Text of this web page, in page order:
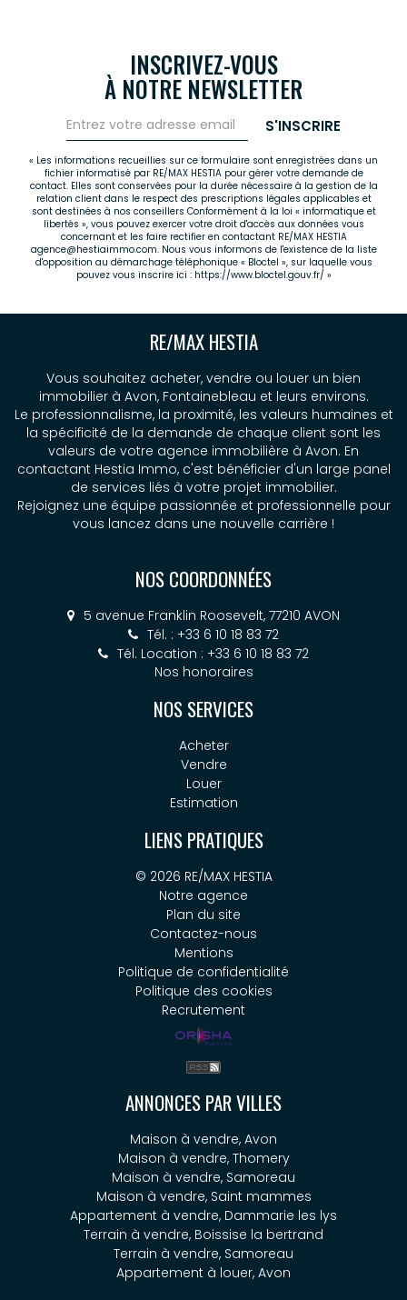
INSCRIVEZ-VOUS
À NOTRE NEWSLETTER
S'INSCRIRE
« Les informations recueillies sur ce formulaire sont enregistrées dans un
fichier informatisé par RE/MAX HESTIA pour gérer votre demande de
contact. Elles sont conservées pour la durée nécessaire à la gestion de la
relation client dans le respect des prescriptions légales applicables et
sont destinées à nos conseillers Conformément à la loi « informatique et
libertés », vous pouvez exercer votre droit d'accès aux données vous
concernant et les faire rectifier en contactant RE/MAX HESTIA
agence@hestiaimmo.com. Nous vous informons de l'existence de la liste
d'opposition au démarchage téléphonique « Bloctel », sur laquelle vous
pouvez vous inscrire ici : https://www.bloctel.gouv.fr/ »
RE/MAX HESTIA
Vous souhaitez acheter, vendre ou louer un bien
immobilier à Avon, Fontainebleau et leurs environs.
Le professionnalisme, la proximité, les valeurs humaines et
la spécificité de la demande de chaque client sont les
valeurs de votre agence immobilière à Avon. En
contactant Hestia Immo, c'est bénéficier d'un large panel
de services liés à votre projet immobilier.
Rejoignez une équipe passionnée et professionnelle pour
vous lancez dans une nouvelle carrière !
NOS COORDONNÉES
5 avenue Franklin Roosevelt, 77210 AVON
Tél. : +33 6 10 18 83 72
Tél. Location : +33 6 10 18 83 72
Nos honoraires
NOS SERVICES
Acheter
Vendre
Louer
Estimation
LIENS PRATIQUES
© 2026 RE/MAX HESTIA
Notre agence
Plan du site
Contactez-nous
Mentions
Politique de confidentialité
Politique des cookies
Recrutement
ANNONCES PAR VILLES
Maison à vendre, Avon
Maison à vendre, Thomery
Maison à vendre, Samoreau
Maison à vendre, Saint mammes
Appartement à vendre, Dammarie les lys
Terrain à vendre, Boissise la bertrand
Terrain à vendre, Samoreau
Appartement à louer, Avon